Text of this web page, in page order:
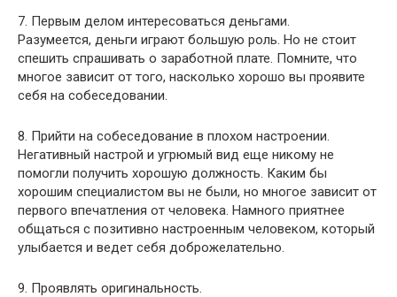
7. Первым делом интересоваться деньгами.
Разумеется, деньги играют большую роль. Но не стоит
спешить спрашивать о заработной плате. Помните, что
многое зависит от того, насколько хорошо вы проявите
себя на собеседовании.
8. Прийти на собеседование в плохом настроении.
Негативный настрой и угрюмый вид еще никому не
помогли получить хорошую должность. Каким бы
хорошим специалистом вы не были, но многое зависит от
первого впечатления от человека. Намного приятнее
общаться с позитивно настроенным человеком, который
улыбается и ведет себя доброжелательно.
9. Проявлять оригинальность.